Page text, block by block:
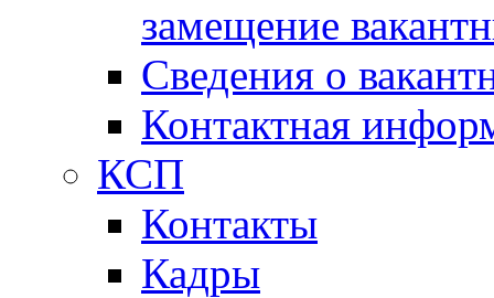
замещение
Сведения о
Контактная
КСП
Контакты
Кадры